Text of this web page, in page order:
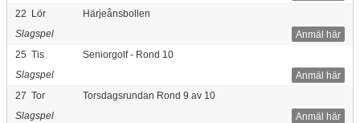
22 Lör
Härjeånsbollen
Anmäl här
Slagspel
25 Tis
Seniorgolf - Rond 10
Anmäl här
Slagspel
27 Tor
Torsdagsrundan Rond 9 av 10
Anmäl här
Slagspel